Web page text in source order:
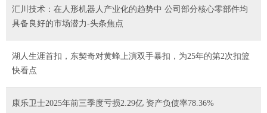
汇川技术：在人形机器人产业化的趋势中 公司部分核心零部件均
具备良好的市场潜力-头条焦点
湖人生涯首扣，东契奇对黄蜂上演双手暴扣，为25年的第2次扣篮
快看点
康乐卫士2025年前三季度亏损2.29亿 资产负债率78.36%